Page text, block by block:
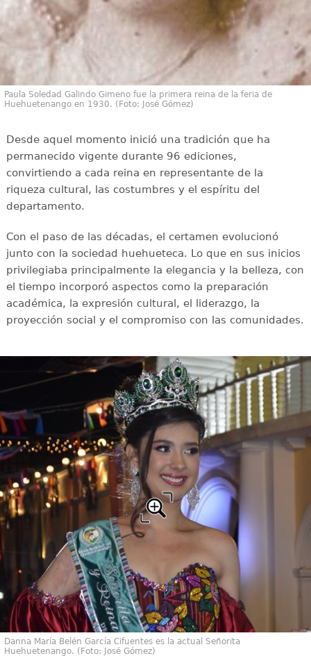
Paula Soledad Galindo Gimeno fue la primera reina de la feria de
Huehuetenango en 1930. (Foto: José Gómez)
Desde aquel momento inició una tradición que ha
permanecido vigente durante 96 ediciones,
convirtiendo a cada reina en representante de la
riqueza cultural, las costumbres y el espíritu del
departamento.
Con el paso de las décadas, el certamen evolucionó
junto con la sociedad huehueteca. Lo que en sus inicios
privilegiaba principalmente la elegancia y la belleza, con
el tiempo incorporó aspectos como la preparación
académica, la expresión cultural, el liderazgo, la
proyección social y el compromiso con las comunidades.
Danna María Belén García Cifuentes es la actual Señorita
Huehuetenango. (Foto: José Gómez)